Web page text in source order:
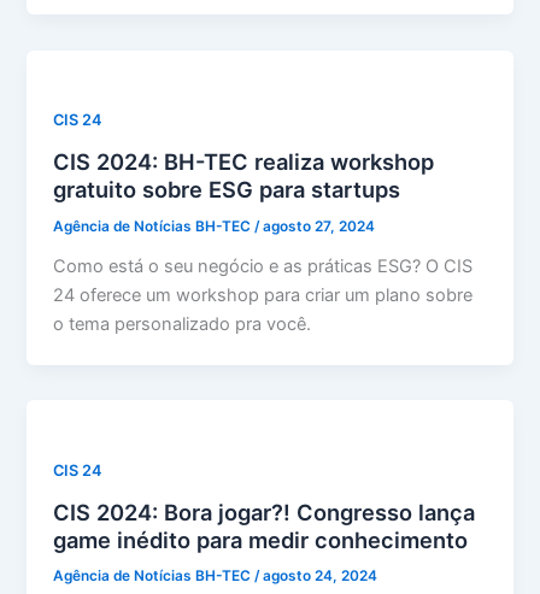
CIS 24
CIS 2024: BH-TEC realiza workshop
gratuito sobre ESG para startups
Agência de Notícias BH-TEC/agosto 27, 2024
Como está o seu negócio e as práticas ESG? O CIS
24 oferece um workshop para criar um plano sobre
o tema personalizado pra você.
CIS 24
CIS 2024: Bora jogar?! Congresso lança
game inédito para medir conhecimento
Agência de Notícias BH-TEC/agosto 24, 2024